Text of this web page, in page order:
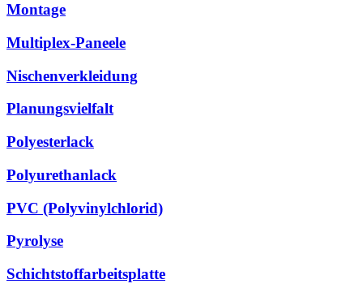
Montage
Multiplex-Paneele
Nischenverkleidung
Planungsvielfalt
Polyesterlack
Polyurethanlack
PVC (Polyvinylchlorid)
Pyrolyse
Schichtstoffarbeitsplatte